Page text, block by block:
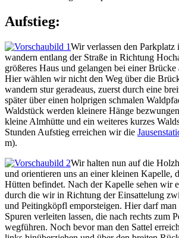
Aufstieg:
Wir verlassen den Parkplatz
wandern entlang der Straße in Richtung
größeres Haus und gelangen bei einer Brücke
Hier wählen wir nicht den Weg über die
wandern stur geradeaus, zuerst durch eine
später über einen holprigen schmalen
Waldstück werden kleinere Hänge
kleine Almhütte und ein weiteres kurzes
Stunden Aufstieg erreichen wir die
m).
Wir halten nun auf die
und orientieren uns an einer kleinen Kapelle,
Hütten befindet. Nach der Kapelle sehen wir
durch die wir in Richtung der Einsattelung
und Peitingköpfl emporsteigen. Hier darf
Spuren verleiten lassen, die nach rechts zum
wegführen. Noch bevor man den Sattel